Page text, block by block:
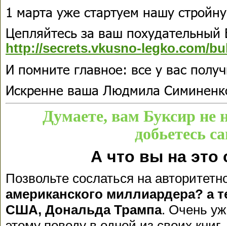
1 марта уже стартуем нашу
Цепляйтесь за ваш похудательный
http://secrets.vkusno-legko.com/
И помните главное: все у вас
Искренне ваша Людмила
Думаете, вам Буксир не
добьетесь
А что вы на это
Позвольте сослаться на
американского миллиардера? а
США, Дональда Трампа. Очень